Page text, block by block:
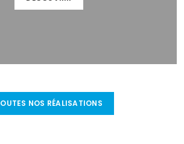
NOS RÉALISATIONS